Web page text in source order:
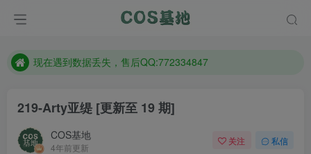
现在遇到数据丢失，售后QQ:772334847
想看那个coser作品，请在搜索框搜索
219-Arty亚缇 [更新至 19 期]
COS基地
4年前更新
关注 私信